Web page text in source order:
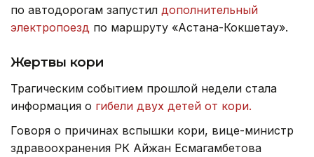
по автодорогам запустил дополнительный
электропоезд по маршруту «Астана-Кокшетау».
Жертвы кори
Трагическим событием прошлой недели стала
информация о гибели двух детей от кори.
Говоря о причинах вспышки кори, вице-министр
здравоохранения РК Айжан Есмагамбетова